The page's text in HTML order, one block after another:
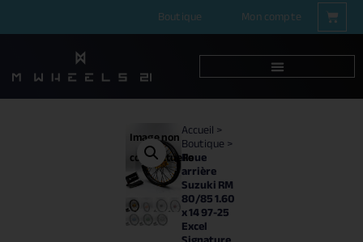
Boutique Mon compte
Image non
contractuelle
Accueil>
Boutique>
Roue
arrière
Suzuki RM
80/85 1.60
x 14 97-25
Excel